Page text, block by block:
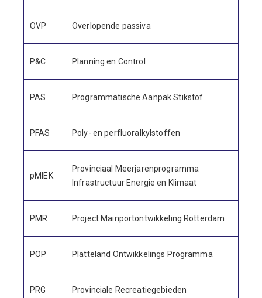
OVP Overlopende passiva
P&C Planning en Control
PAS Programmatische Aanpak Stikstof
PFAS Poly- en perfluoralkylstoffen
pMIEK
Provinciaal Meerjarenprogramma
Infrastructuur Energie en Klimaat
PMR Project Mainportontwikkeling Rotterdam
POP Platteland Ontwikkelings Programma
PRG Provinciale Recreatiegebieden